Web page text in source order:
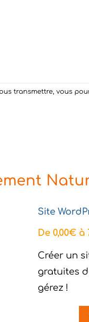
transmettre, vous
Site
De 0,00€
Créer un
gratuites
gérez !